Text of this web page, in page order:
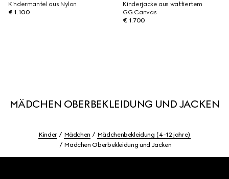
Kindermantel aus Nylon
€ 1.100
Kinderjacke aus wattiertem
GG Canvas
€ 1.700
MÄDCHEN OBERBEKLEIDUNG UND JACKEN
Kinder Mädchen
Mädchenbekleidung (4-12 jahre)
Mädchen Oberbekleidung und Jacken